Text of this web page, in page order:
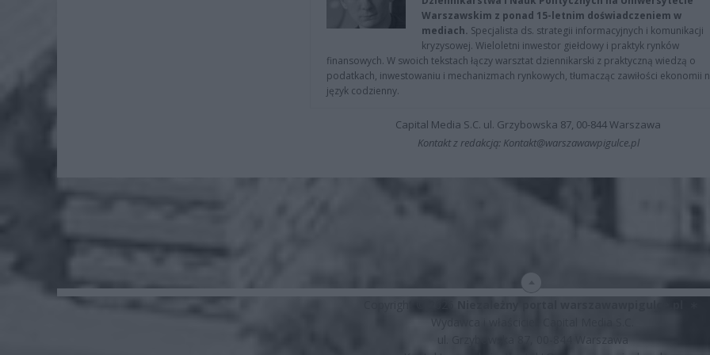
Warszawskim z ponad 15-letnim doświadczeniem w
mediach. Specjalista ds. strategii informacyjnych i komunikacji
kryzysowej. Wieloletni inwestor giełdowy i praktyk rynków
finansowych. W swoich tekstach łączy warsztat dziennikarski z praktyczną wiedzą o
podatkach, inwestowaniu i mechanizmach rynkowych, tłumacząc zawiłości ekonomii
język codzienny.
Capital Media S.C. ul. Grzybowska 87, 00-844 Warszawa
Kontakt z redakcją: Kontakt@warszawawpigulce.pl
ul. Grzybowska 87, 00-844 Warszawa